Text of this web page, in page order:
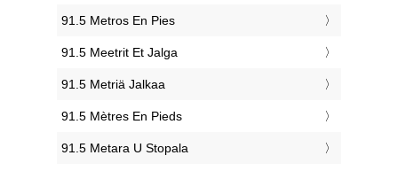
‎91.5 Metros En Pies
‎91.5 Meetrit Et Jalga
‎91.5 Metriä Jalkaa
‎91.5 Mètres En Pieds
‎91.5 Metara U Stopala